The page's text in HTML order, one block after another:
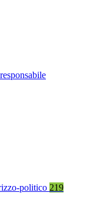
politico 219